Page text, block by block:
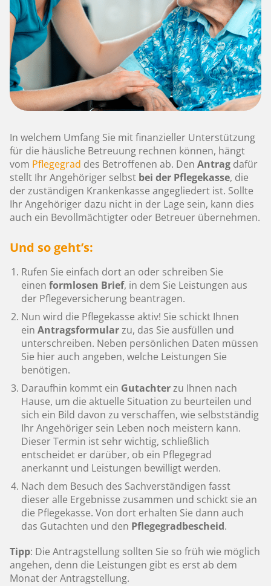
In welchem Umfang Sie mit finanzieller Unterstützung
für die häusliche Betreuung rechnen können, hängt
vom Pflegegrad des Betroffenen ab. Den Antrag dafür
stellt Ihr Angehöriger selbst bei der Pflegekasse, die
der zuständigen Krankenkasse angegliedert ist. Sollte
Ihr Angehöriger dazu nicht in der Lage sein, kann dies
auch ein Bevollmächtigter oder Betreuer übernehmen.
Und so geht’s:
Rufen Sie einfach dort an oder schreiben Sie
einenformlosen Brief, in dem Sie Leistungen aus
der Pflegeversicherung beantragen.
Nun wird die Pflegekasse aktiv! Sie schickt Ihnen
einAntragsformularzu, das Sie ausfüllen und
unterschreiben. Neben persönlichen Daten müssen
Sie hier auch angeben, welche Leistungen Sie
benötigen.
Daraufhin kommt ein Gutachterzu Ihnen nach
Hause, um die aktuelle Situation zu beurteilen und
sich ein Bild davon zu verschaffen, wie selbstständig
Ihr Angehöriger sein Leben noch meistern kann.
Dieser Termin ist sehr wichtig, schließlich
entscheidet er darüber, ob ein Pflegegrad
anerkannt und Leistungen bewilligt werden.
Nach dem Besuch des Sachverständigen fasst
dieser alle Ergebnisse zusammen und schickt sie an
die Pflegekasse. Von dort erhalten Sie dann auch
das Gutachten und den Pflegegradbescheid.
Tipp: Die Antragstellung sollten Sie so früh wie möglich
angehen, denn die Leistungen gibt es erst ab dem
Monat der Antragstellung.